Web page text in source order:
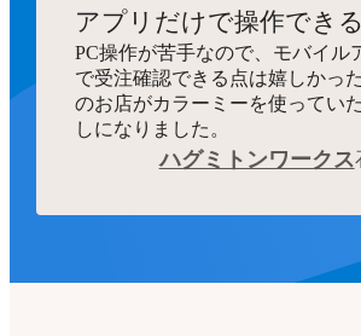
アプリだけで操作できる
PC操作が苦手なので、モバイル
で受注確認できる点は嬉しかっ
のお店がカラーミーを使ってい
しになりました。
ハグミトンワークス